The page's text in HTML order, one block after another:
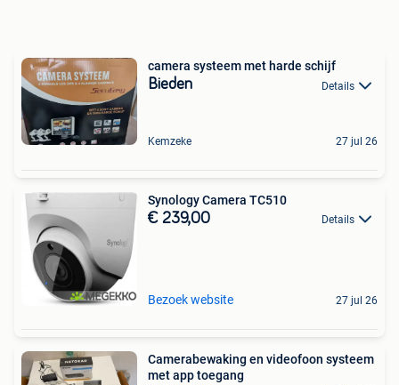
camera systeem met harde schijf
Bieden Details
Kemzeke 27 jul 26
Synology Camera TC510
€ 239,00 Details
Bezoek website 27 jul 26
Camerabewaking en videofoon systeem
met app toegang